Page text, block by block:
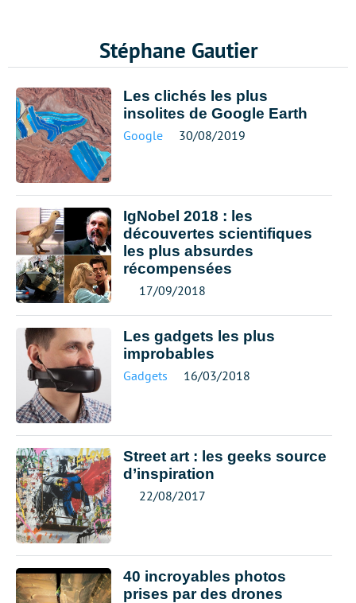
Stéphane Gautier
Les clichés les plus
insolites de Google Earth
Google 30/08/2019
IgNobel 2018 : les
découvertes scientifiques
les plus absurdes
récompensées
17/09/2018
Les gadgets les plus
improbables
Gadgets 16/03/2018
Street art : les geeks source
d’inspiration
22/08/2017
40 incroyables photos
prises par des drones